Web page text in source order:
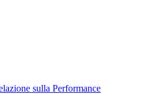
sulla Performance